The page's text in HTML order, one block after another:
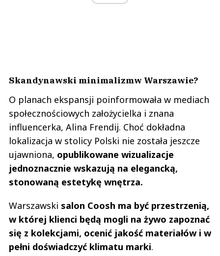
Skandynawski minimalizmw Warszawie?
O planach ekspansji poinformowała w mediach
społecznościowych założycielka i znana
influencerka, Alina Frendij. Choć dokładna
lokalizacja w stolicy Polski nie została jeszcze
ujawniona, opublikowane wizualizacje
jednoznacznie wskazują na elegancką,
stonowaną estetykę wnętrza.
Warszawski salon Coosh ma być przestrzenią,
w której klienci będą mogli na żywo zapoznać
się z kolekcjami, ocenić jakość materiałów i w
pełni doświadczyć klimatu marki.